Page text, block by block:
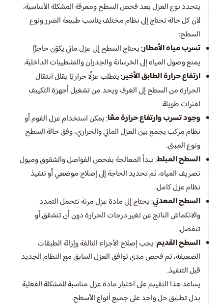
يتحدد نوع العزل بعد فحص السطح ومعرفة المشكلة الأساسية،
لأن كل حالة تحتاج إلى نظام مختلف يناسب طبيعة الضرر ونوع
السطح:
تسرب مياه الأمطار: يحتاج السطح إلى عزل مائي يكوّن حاجزًا
يمنع وصول المياه إلى الخرسانة والجدران والتشطيبات الداخلية.
ارتفاع حرارة الطابق الأخير: يتطلب عزلًا حراريًا يقلل انتقال
الحرارة من السطح إلى الغرف ويحد من تشغيل أجهزة التكييف
لفترات طويلة.
وجود تسرب وارتفاع حرارة معًا: يمكن استخدام عزل الفوم أو
نظام مركب يجمع بين العزل المائي والحراري، وفق حالة السطح
ونوع المبنى.
السطح المبلط: تبدأ المعالجة بفحص الفواصل والشقوق وميول
تصريف المياه، ثم تحديد الحاجة إلى إصلاح موضعي أو تنفيذ
نظام عزل كامل.
السطح المعدني: يحتاج إلى مادة عزل مرنة تتحمل التمدد
والانكماش الناتج عن تغير درجات الحرارة دون أن تتشقق أو
تنفصل.
السطح القديم: يجب إصلاح الأجزاء التالفة وإزالة الطبقات
الضعيفة، ثم فحص مدى توافق العزل السابق مع النظام الجديد
قبل التنفيذ.
يساعد هذا التقييم على اختيار مادة عزل مناسبة للمشكلة الفعلية
بدل تطبيق حل واحد على جميع أنواع الأسطح.